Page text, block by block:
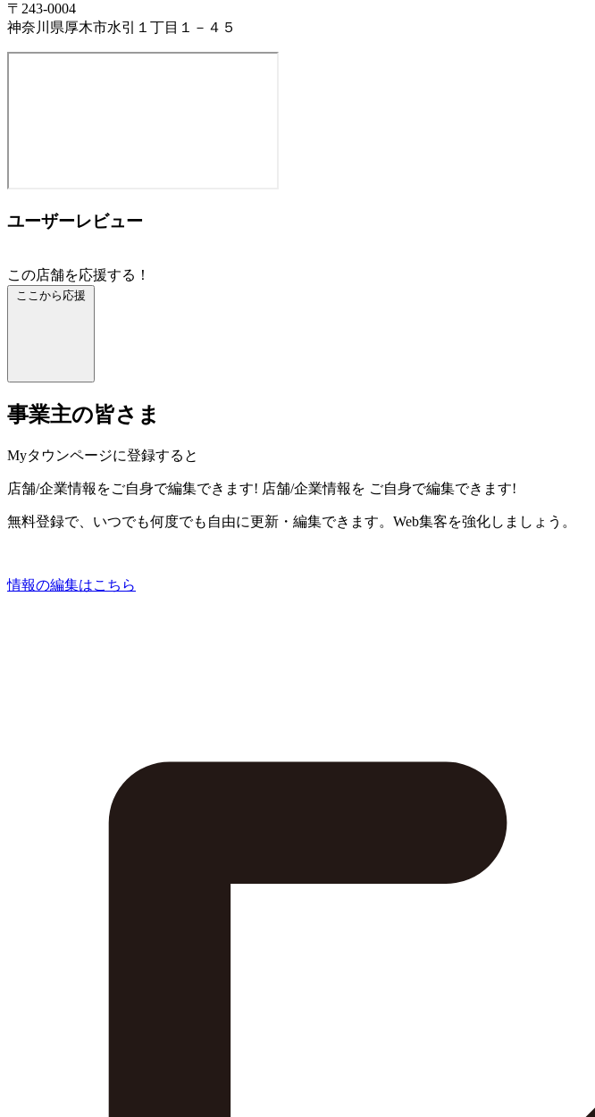
〒243-0004
神奈川県厚木市水引１丁目１－４５
ユーザーレビュー
この店舗を応援する！
ここから応援
事業主の皆さま
Myタウンページに登録すると
店舗/企業情報をご自身で編集できます! 店舗/企業情報を ご自身で編集できます!
無料登録で、いつでも何度でも自由に更新・編集できます。Web集客を強化しましょう。
情報の編集はこちら